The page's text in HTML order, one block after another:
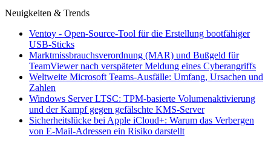
Neuigkeiten & Trends
Ventoy - Open-Source-Tool für die Erstellung bootfähiger
USB-Sticks
Marktmissbrauchsverordnung (MAR) und Bußgeld für
TeamViewer nach verspäteter Meldung eines Cyberangriffs
Weltweite Microsoft Teams-Ausfälle: Umfang, Ursachen und
Zahlen
Windows Server LTSC: TPM-basierte Volumenaktivierung
und der Kampf gegen gefälschte KMS-Server
Sicherheitslücke bei Apple iCloud+: Warum das Verbergen
von E-Mail-Adressen ein Risiko darstellt